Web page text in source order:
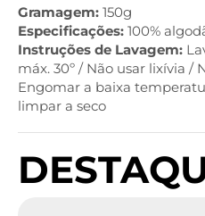
Gramagem: 150g
Especificações: 100%
Instruções de Lavagem:
máx. 30º / Não usar lixívia /
Engomar a baixa
limpar a seco